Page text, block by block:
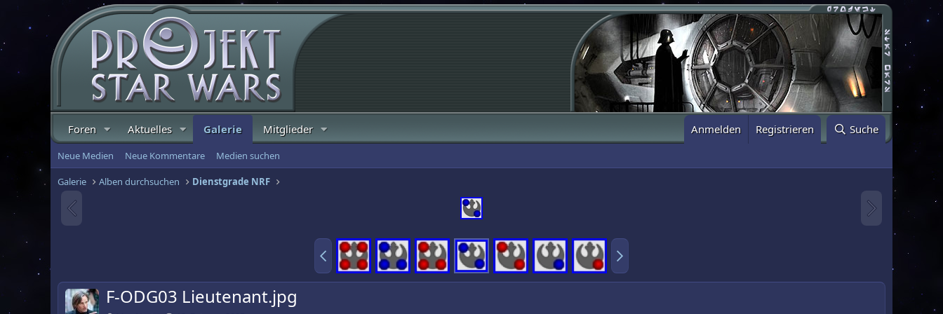
Foren Aktuelles Galerie Mitglieder Anmelden Registrieren Suche
Neue Medien Neue Kommentare Medien suchen
Galerie Alben durchsuchen Dienstgrade NRF
F-ODG03 Lieutenant.jpg